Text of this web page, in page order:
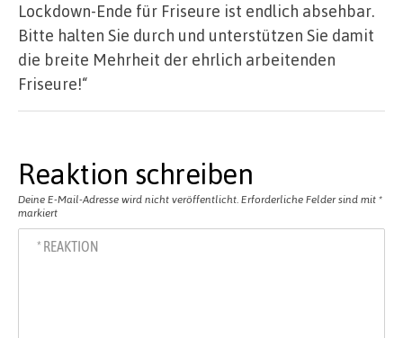
Lockdown-Ende für Friseure ist endlich absehbar.
Bitte halten Sie durch und unterstützen Sie damit
die breite Mehrheit der ehrlich arbeitenden
Friseure!“
Reaktion schreiben
Deine E-Mail-Adresse wird nicht veröffentlicht. Erforderliche Felder sind mit *
markiert